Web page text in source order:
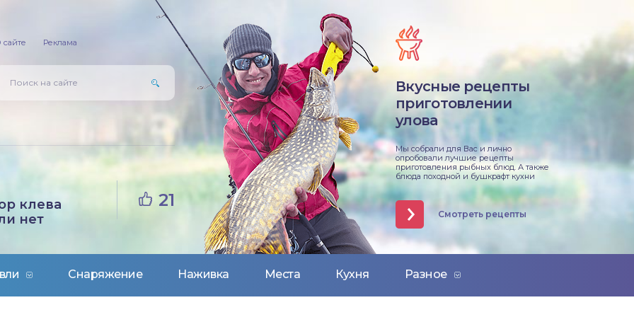
Снаряжение Наживка Места Кухня Разное
сайте Реклама
Вкусные рецепты
приготовлении
улова
Мы собрали для Вас и лично
опробовали лучшие рецепты
приготовления рыбных блюд. А также
блюда походной и бушкрафт кухни
Смотреть рецепты
клева
нет
21